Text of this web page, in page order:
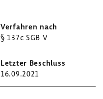
§ 137c SGB V
16.09.2021